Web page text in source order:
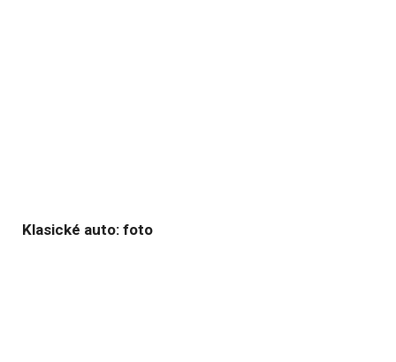
Klasické auto: foto